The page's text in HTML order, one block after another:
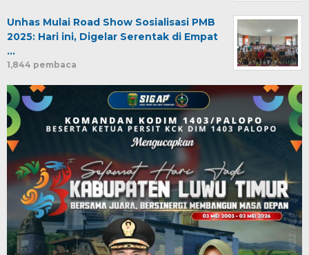
Unhas Mulai Road Show Sosialisasi PMB
2025: Hari ini, Digelar Serentak di Empat
…
1,844 pembaca